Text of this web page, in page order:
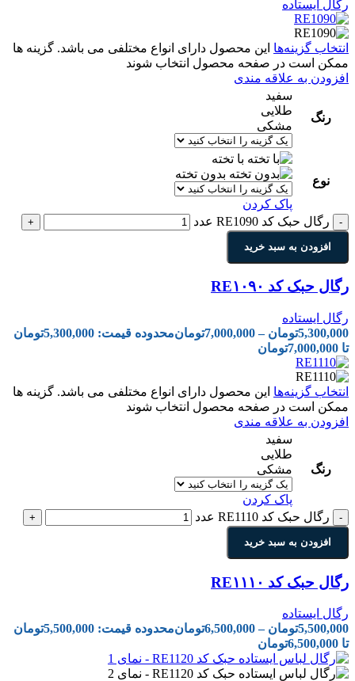
رگال ایستاده
انتخاب گزینه‌ها این محصول دارای انواع مختلفی می باشد. گزینه ها
ممکن است در صفحه محصول انتخاب شوند
افزودن به علاقه مندی
رنگ
سفید
طلایی
مشکی
نوع
با تخته
بدون تخته
پاک کردن
- رگال حبک کد RE1090 عدد +
افزودن به سبد خرید
رگال حبک کد RE۱۰۹۰
رگال ایستاده
5,300,000تومان –
7,000,000تومان
محدوده قیمت: 5,300,000تومان
تا 7,000,000تومان
انتخاب گزینه‌ها این محصول دارای انواع مختلفی می باشد. گزینه ها
ممکن است در صفحه محصول انتخاب شوند
افزودن به علاقه مندی
رنگ
سفید
طلایی
مشکی
پاک کردن
- رگال حبک کد RE1110 عدد +
افزودن به سبد خرید
رگال حبک کد RE۱۱۱۰
رگال ایستاده
5,500,000تومان –
6,500,000تومان
محدوده قیمت: 5,500,000تومان
تا 6,500,000تومان